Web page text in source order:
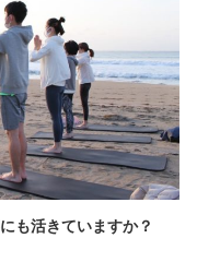
も活きていますか？